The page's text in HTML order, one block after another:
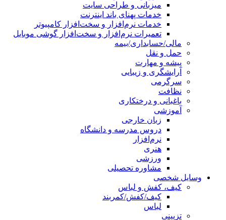
میزبانی و طراحی سایت
خدمات پهنای باند اینترنت
خدمات نرم‌افزار و سخت‌افزار کامپیوتر
تعمیرات نرم‌افزار و سخت‌افزار گوشی موبایل
مالی/حسابداری/بیمه
حمل و نقل
پیشه و مهارت
آرایشگری و زیبایی
سرگرمی
نظافت
باغبانی و درختکاری
آموزشی
زبان خارجی
دروس مدرسه و دانشگاه
نرم‌افزار
هنری
ورزشی
مشاوره تحصیلی
وسایل شخصی
کیف، کفش و لباس
کیف/کفش/کمربند
لباس
تزیینی